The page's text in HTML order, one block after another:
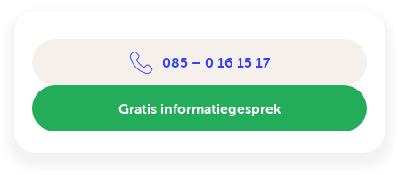
085 – 0 16 15 17
Gratis informatiegesprek